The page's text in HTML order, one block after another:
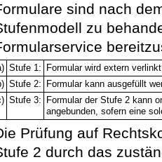
sind nach
zu
Stufe 1:
Formular wird extern
Stufe 2:
Formular kann ausgefüllt
Stufe 3:
Formular der Stufe 2 kann
angebunden, sofern eine
Prüfung auf
2 durch das